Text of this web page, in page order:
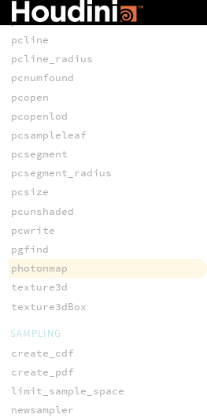
pciterate
pcline
pcline_radius
pcnumfound
pcopen
pcopenlod
pcsampleleaf
pcsegment
pcsegment_radius
pcsize
pcunshaded
pcwrite
pgfind
photonmap
texture3d
texture3dBox
SAMPLING
create_cdf
create_pdf
limit_sample_space
newsampler